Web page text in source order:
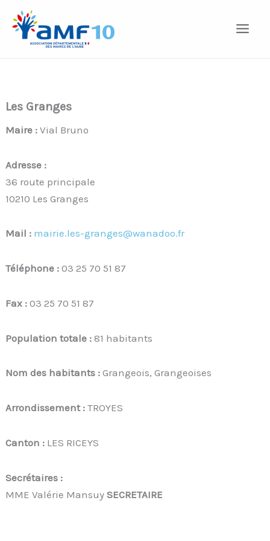
contenu
Les Granges
Maire :Vial Bruno
Adresse :
36 route principale
10210 Les Granges
Mail : mairie.les-granges@wanadoo.fr
Téléphone :03 25 70 51 87
Fax :03 25 70 51 87
Population totale :81 habitants
Nom des habitants :Grangeois, Grangeoises
Arrondissement :TROYES
Canton : LES RICEYS
Secrétaires :
MME Valérie MansuySECRETAIRE